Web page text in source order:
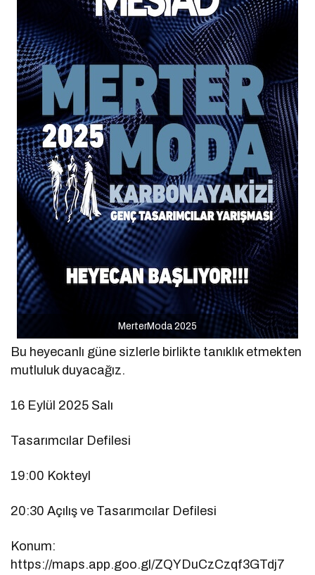
MerterModa 2025
Bu heyecanlı güne sizlerle birlikte tanıklık etmekten
mutluluk duyacağız.
16 Eylül 2025 Salı
Tasarımcılar Defilesi
19:00 Kokteyl
20:30 Açılış ve Tasarımcılar Defilesi
Konum:
https://maps.app.goo.gl/ZQYDuCzCzqf3GTdj7